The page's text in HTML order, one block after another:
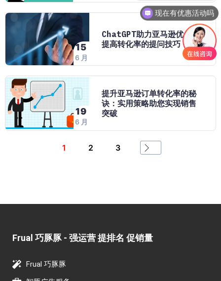
15
6 月
ChatGPT助力亚马逊优化：
提高转化率的提问技巧
19
6 月
提升亚马逊订单转化率的秘
诀：实用策略助您实现销售
突破
1 2 3
Frual 巧豚豚 - 强运营 提排名 促销量​
Frual 巧豚豚
现在有优惠活动吗